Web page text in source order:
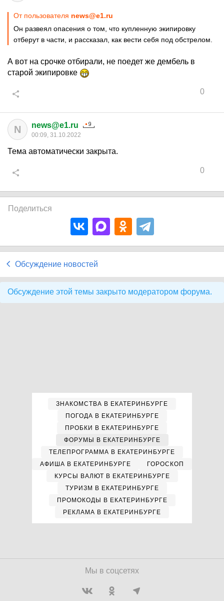
От пользователя news@e1.ru
Он развеял опасения о том, что купленную экипировку
отберут в части, и рассказал, как вести себя под обстрелом.
А вот на срочке отбирали, не поедет же дембель в
старой экипировке
0
N news@e1.ru
00:09, 31.10.2022
Тема автоматически закрыта.
0
Поделиться
Обсуждение новостей
Обсуждение этой темы закрыто модератором форума.
ЗНАКОМСТВА В ЕКАТЕРИНБУРГЕ
ПОГОДА В ЕКАТЕРИНБУРГЕ
ПРОБКИ В ЕКАТЕРИНБУРГЕ
ФОРУМЫ В ЕКАТЕРИНБУРГЕ
ТЕЛЕПРОГРАММА В ЕКАТЕРИНБУРГЕ
АФИША В ЕКАТЕРИНБУРГЕ
ГОРОСКОП
КУРСЫ ВАЛЮТ В ЕКАТЕРИНБУРГЕ
ТУРИЗМ В ЕКАТЕРИНБУРГЕ
ПРОМОКОДЫ В ЕКАТЕРИНБУРГЕ
РЕКЛАМА В ЕКАТЕРИНБУРГЕ
Мы в соцсетях